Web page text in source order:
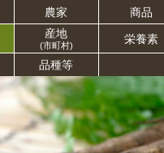
農家 商品
産地
(市町村) 栄養素
品種等